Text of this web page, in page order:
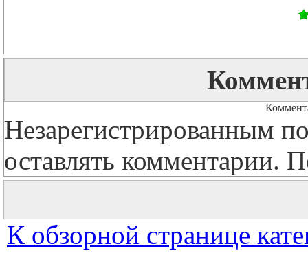
Незарегистрированным
оставлять комментарии.
К обзорной странице